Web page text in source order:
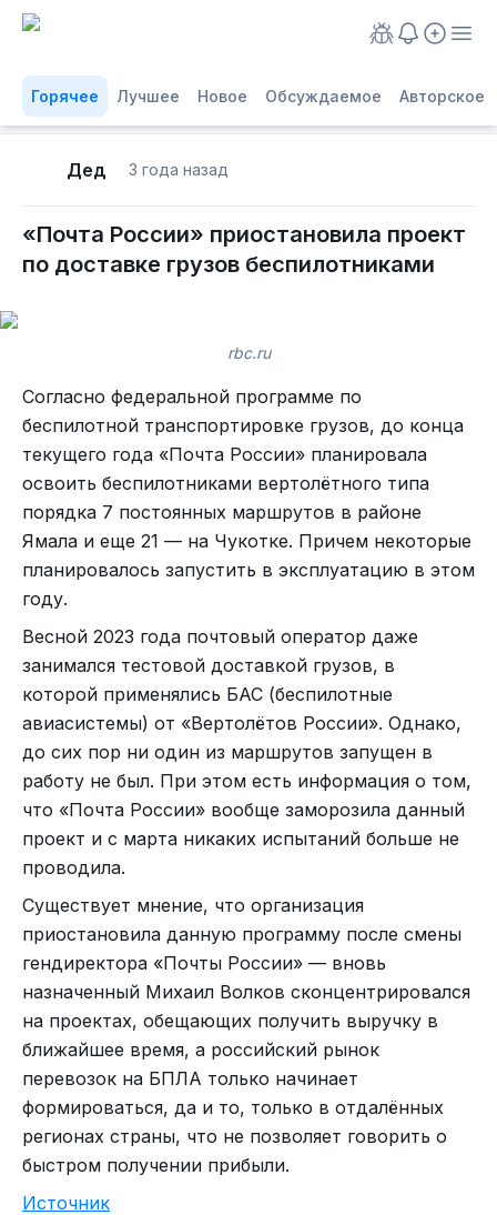
Горячее Лучшее Новое Обсуждаемое Авторское
Дед 3 года назад
«Почта России» приостановила проект
по доставке грузов беспилотниками
rbc.ru
Согласно федеральной программе по
беспилотной транспортировке грузов, до конца
текущего года «Почта России» планировала
освоить беспилотниками вертолётного типа
порядка 7 постоянных маршрутов в районе
Ямала и еще 21 — на Чукотке. Причем некоторые
планировалось запустить в эксплуатацию в этом
году.
Весной 2023 года почтовый оператор даже
занимался тестовой доставкой грузов, в
которой применялись БАС (беспилотные
авиасистемы) от «Вертолётов России». Однако,
до сих пор ни один из маршрутов запущен в
работу не был. При этом есть информация о том,
что «Почта России» вообще заморозила данный
проект и с марта никаких испытаний больше не
проводила.
Существует мнение, что организация
приостановила данную программу после смены
гендиректора «Почты России» — вновь
назначенный Михаил Волков сконцентрировался
на проектах, обещающих получить выручку в
ближайшее время, а российский рынок
перевозок на БПЛА только начинает
формироваться, да и то, только в отдалённых
регионах страны, что не позволяет говорить о
быстром получении прибыли.
Источник